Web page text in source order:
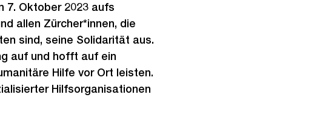
7. Oktober 2023 aufs
allen Zürcher*innen, die
sind, seine Solidarität aus.
auf und hofft auf ein
Hilfe vor Ort leisten.
Hilfsorganisationen